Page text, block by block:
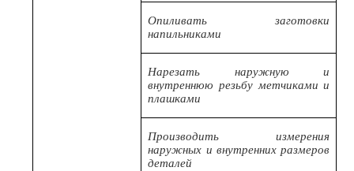
Опиливать заготовки
напильниками
Нарезать наружную и
внутреннюю резьбу метчиками и
плашками
Производить измерения
наружных и внутренних размеров
деталей